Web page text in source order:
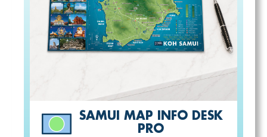
SAMUI MAP INFO DESK
PRO